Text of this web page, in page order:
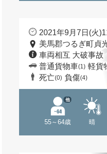
2021年9月7日(火
美馬郡つるぎ町貞
車両相互 大破事故
普通貨物車(1) 軽貨
死亡(0) 負傷(4)
55～64歳
他
晴